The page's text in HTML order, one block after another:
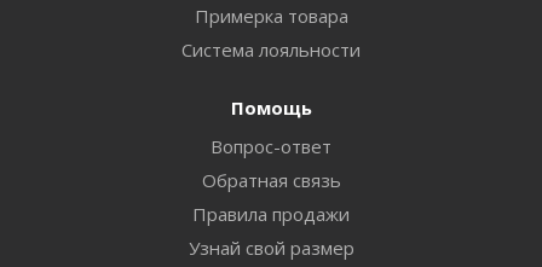
Примерка товара
Система лояльности
Помощь
Вопрос-ответ
Обратная связь
Правила продажи
Узнай свой размер